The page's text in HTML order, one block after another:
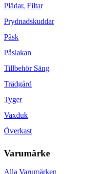
Plädar, Filtar
Prydnadskuddar
Påsk
Påslakan
Tillbehör Säng
Trädgård
Tyger
Vaxduk
Överkast
Varumärke
Alla Varumärken